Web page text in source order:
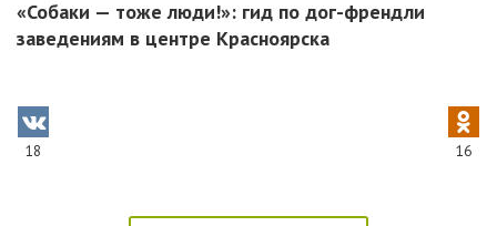
«Собаки — тоже люди!»: гид по дог-френдли
заведениям в центре Красноярска
18 16